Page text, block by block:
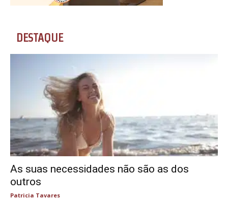
DESTAQUE
As suas necessidades não são as dos
outros
Patricia Tavares